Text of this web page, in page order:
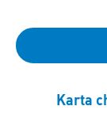
Karta